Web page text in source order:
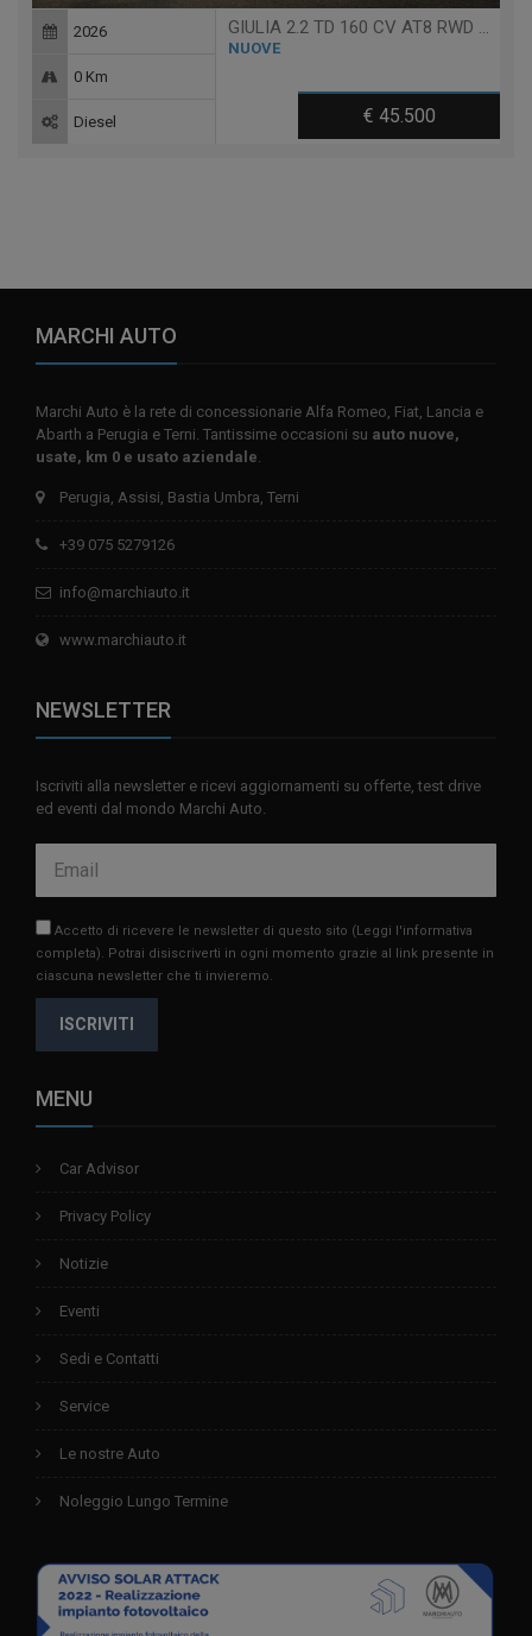
GIULIA 2.2 TD 160 CV AT8 RWD SPRINT
NUOVE
€ 45.500
2026
0 Km
Diesel
MARCHI AUTO
Marchi Auto è la rete di concessionarie Alfa Romeo, Fiat, Lancia e
Abarth a Perugia e Terni. Tantissime occasioni su auto nuove,
usate, km 0 e usato aziendale
Perugia, Assisi, Bastia Umbra, Terni
+39 075 5279126
info@marchiauto.it
www.marchiauto.it
NEWSLETTER
Iscriviti alla newsletter e ricevi aggiornamenti su offerte, test drive
ed eventi dal mondo Marchi Auto.
Accetto di ricevere le newsletter di questo sito (Leggi l'informativa
completa). Potrai disiscriverti in ogni momento grazie al link presente in
ciascuna newsletter che ti invieremo.
ISCRIVITI
MENU
Car Advisor
Privacy Policy
Notizie
Eventi
Sedi e Contatti
Service
Le nostre Auto
Noleggio Lungo Termine